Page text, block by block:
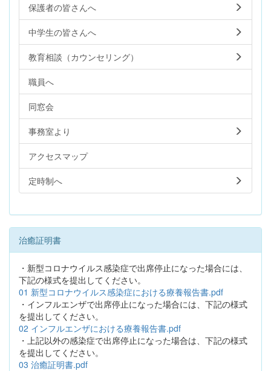
保護者の皆さんへ
中学生の皆さんへ
教育相談（カウンセリング）
職員へ
同窓会
事務室より
アクセスマップ
定時制へ
治癒証明書
・新型コロナウイルス感染症で出席停止になった場合には、
下記の様式を提出してください。
01 新型コロナウイルス感染症における療養報告書.pdf
・インフルエンザで出席停止になった場合には、下記の様式
を提出してください。
02 インフルエンザにおける療養報告書.pdf
・上記以外の感染症で出席停止になった場合は、下記の様式
を提出してください。
03 治癒証明書.pdf